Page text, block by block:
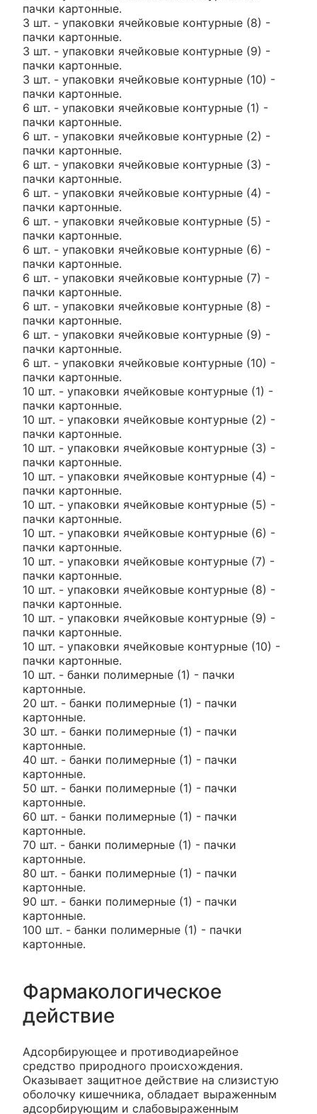
пачки картонные.
3 шт. - упаковки ячейковые контурные (8) -
пачки картонные.
3 шт. - упаковки ячейковые контурные (9) -
пачки картонные.
3 шт. - упаковки ячейковые контурные (10) -
пачки картонные.
6 шт. - упаковки ячейковые контурные (1) -
пачки картонные.
6 шт. - упаковки ячейковые контурные (2) -
пачки картонные.
6 шт. - упаковки ячейковые контурные (3) -
пачки картонные.
6 шт. - упаковки ячейковые контурные (4) -
пачки картонные.
6 шт. - упаковки ячейковые контурные (5) -
пачки картонные.
6 шт. - упаковки ячейковые контурные (6) -
пачки картонные.
6 шт. - упаковки ячейковые контурные (7) -
пачки картонные.
6 шт. - упаковки ячейковые контурные (8) -
пачки картонные.
6 шт. - упаковки ячейковые контурные (9) -
пачки картонные.
6 шт. - упаковки ячейковые контурные (10) -
пачки картонные.
10 шт. - упаковки ячейковые контурные (1) -
пачки картонные.
10 шт. - упаковки ячейковые контурные (2) -
пачки картонные.
10 шт. - упаковки ячейковые контурные (3) -
пачки картонные.
10 шт. - упаковки ячейковые контурные (4) -
пачки картонные.
10 шт. - упаковки ячейковые контурные (5) -
пачки картонные.
10 шт. - упаковки ячейковые контурные (6) -
пачки картонные.
10 шт. - упаковки ячейковые контурные (7) -
пачки картонные.
10 шт. - упаковки ячейковые контурные (8) -
пачки картонные.
10 шт. - упаковки ячейковые контурные (9) -
пачки картонные.
10 шт. - упаковки ячейковые контурные (10) -
пачки картонные.
10 шт. - банки полимерные (1) - пачки
картонные.
20 шт. - банки полимерные (1) - пачки
картонные.
30 шт. - банки полимерные (1) - пачки
картонные.
40 шт. - банки полимерные (1) - пачки
картонные.
50 шт. - банки полимерные (1) - пачки
картонные.
60 шт. - банки полимерные (1) - пачки
картонные.
70 шт. - банки полимерные (1) - пачки
картонные.
80 шт. - банки полимерные (1) - пачки
картонные.
90 шт. - банки полимерные (1) - пачки
картонные.
100 шт. - банки полимерные (1) - пачки
картонные.
Фармакологическое
действие
Адсорбирующее и противодиарейное
средство природного происхождения.
Оказывает защитное действие на слизистую
оболочку кишечника, обладает выраженным
адсорбирующим и слабовыраженным